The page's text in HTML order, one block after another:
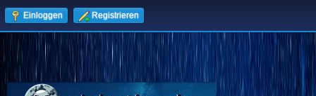
Einloggen Registrieren